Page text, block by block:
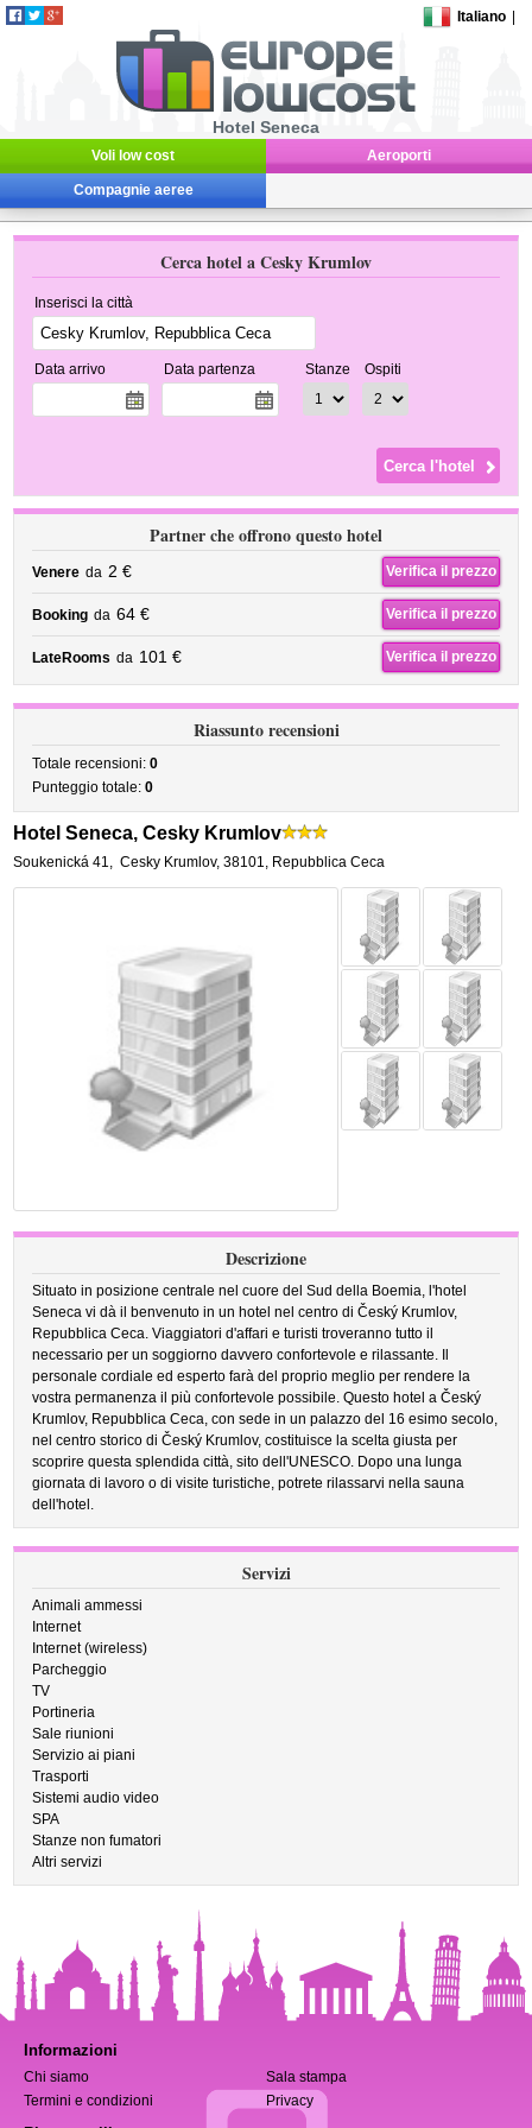
Italiano
Hotel Seneca
Voli low cost Aeroporti
Compagnie aeree
Cerca hotel a Cesky Krumlov
Inserisci la città
Data arrivo Data partenza Stanze Ospiti
Partner che offrono questo hotel
Venere da 2 € Verifica il prezzo
Booking da 64 € Verifica il prezzo
LateRooms da 101 € Verifica il prezzo
Riassunto recensioni
Totale recensioni:0
Punteggio totale:0
Hotel Seneca, Cesky Krumlov
Soukenická 41, Cesky Krumlov,38101, Repubblica Ceca
Descrizione
Situato in posizione centrale nel cuore del Sud della Boemia, l'hotel
Seneca vi dà il benvenuto in un hotel nel centro di Český Krumlov,
Repubblica Ceca. Viaggiatori d'affari e turisti troveranno tutto il
necessario per un soggiorno davvero confortevole e rilassante. Il
personale cordiale ed esperto farà del proprio meglio per rendere la
vostra permanenza il più confortevole possibile. Questo hotel a Český
Krumlov, Repubblica Ceca, con sede in un palazzo del 16 esimo secolo,
nel centro storico di Český Krumlov, costituisce la scelta giusta per
scoprire questa splendida città, sito dell'UNESCO. Dopo una lunga
giornata di lavoro o di visite turistiche, potrete rilassarvi nella sauna
dell'hotel.
Servizi
Animali ammessi
Internet
Internet (wireless)
Parcheggio
TV
Portineria
Sale riunioni
Servizio ai piani
Trasporti
Sistemi audio video
SPA
Stanze non fumatori
Altri servizi
Informazioni
Chi siamo
Sala stampa
Termini e condizioni
Privacy